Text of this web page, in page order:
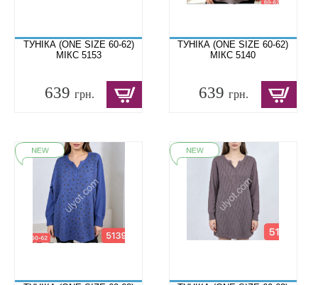
ТУНІКА (ONE SIZE 60-62)
МІКС 5153
639 грн.
ТУНІКА (ONE SIZE 60-62)
МІКС 5140
639грн.